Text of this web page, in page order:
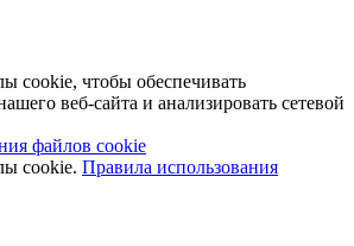
cookie, чтобы обеспечивать
веб-сайта и анализировать сетевой
файлов cookie
cookie. Правила использования